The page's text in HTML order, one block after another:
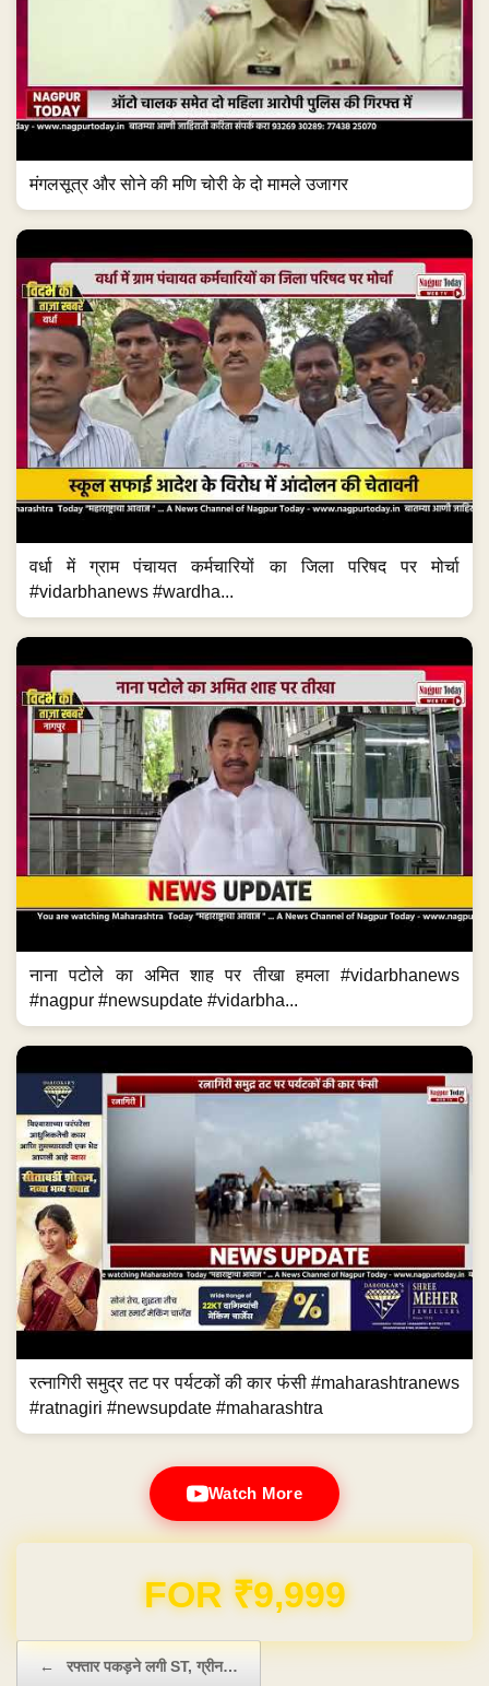
मंगलसूत्र और सोने की मणि चोरी के दो मामले उजागर
वर्धा में ग्राम पंचायत कर्मचारियों का जिला परिषद पर मोर्चा
#vidarbhanews #wardha...
नाना पटोले का अमित शाह पर तीखा हमला #vidarbhanews
#nagpur #newsupdate #vidarbha...
रत्नागिरी समुद्र तट पर पर्यटकों की कार फंसी #maharashtranews
#ratnagiri #newsupdate #maharashtra
Watch More
Domain & Hosting FREE for 1 Year
← रफ्तार पकड़ने लगी ST, ग्रीन…